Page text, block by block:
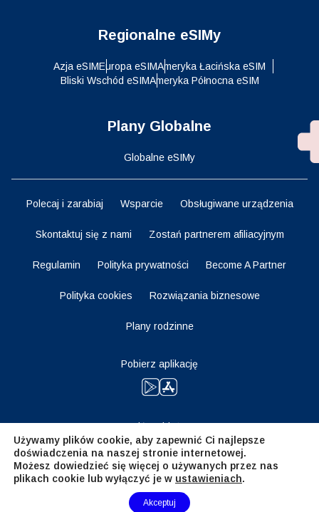
Regionalne eSIMy
Azja eSIMEuropa eSIMAmeryka Łacińska eSIM
Bliski Wschód eSIMAmeryka Północna eSIM
Plany Globalne
Globalne eSIMy
Polecaj i zarabiaj Wsparcie Obsługiwane urządzenia
Skontaktuj się z nami Zostań partnerem afiliacyjnym
Regulamin Polityka prywatności Become A Partner
Polityka cookies Rozwiązania biznesowe
Plany rodzinne
Pobierz aplikację
Bądź na bieżąco
Używamy plików cookie, aby zapewnić Ci najlepsze
doświadczenia na naszej stronie internetowej.
Możesz dowiedzieć się więcej o używanych przez nas
plikach cookie lub wyłączyć je w ustawieniach.
Akceptuj